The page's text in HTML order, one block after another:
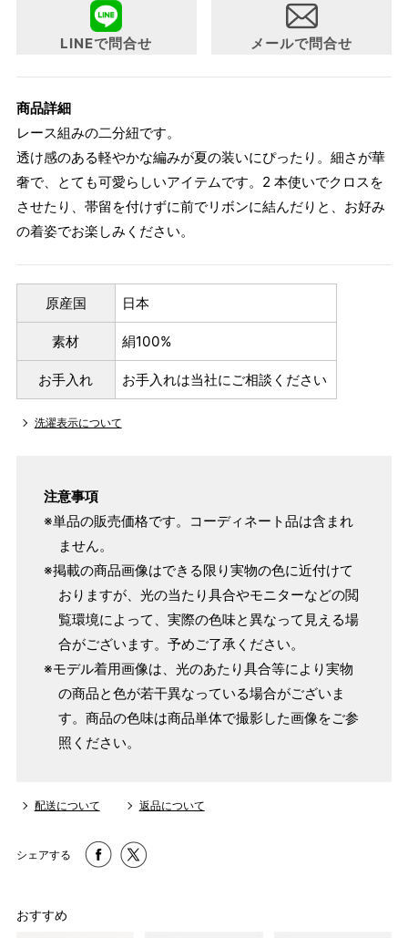
LINEで問合せ メールで問合せ
商品詳細
レース組みの二分紐です。
透け感のある軽やかな編みが夏の装いにぴったり。細さが華
奢で、とても可愛らしいアイテムです。2 本使いでクロスを
させたり、帯留を付けずに前でリボンに結んだりと、お好み
の着姿でお楽しみください。
原産国 日本
素材 絹100%
お手入れ お手入れは当社にご相談ください
洗濯表示について
注意事項
※単品の販売価格です。コーディネート品は含まれ
ません。
※掲載の商品画像はできる限り実物の色に近付けて
おりますが、光の当たり具合やモニターなどの閲
覧環境によって、実際の色味と異なって見える場
合がございます。予めご了承ください。
※モデル着用画像は、光のあたり具合等により実物
の商品と色が若干異なっている場合がございま
す。商品の色味は商品単体で撮影した画像をご参
照ください。
配送について 返品について
シェアする
おすすめ